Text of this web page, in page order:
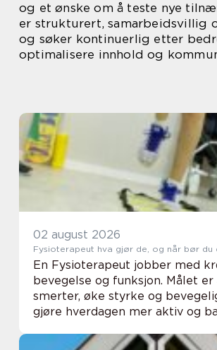
og et ønske om å teste nye
er strukturert, samarbeidsvillig
og søker kontinuerlig etter
optimalisere innhold og
02 august 2026
Fysioterapeut hva gjør de, og når
En Fysioterapeut jobber med
bevegelse og funksjon. Målet er
smerter, øke styrke og
gjøre hverdagen mer aktiv og
vond rygg, men faget favner